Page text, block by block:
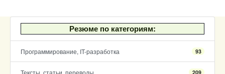
Резюме по категориям:
Программирование, IT-разработка 93
Тексты, статьи, переводы 209